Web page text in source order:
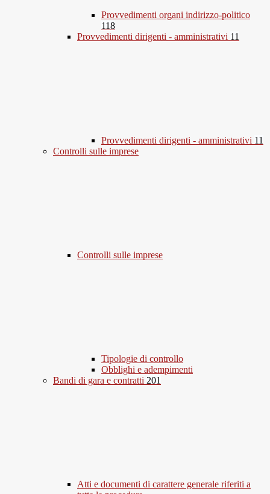
Provvedimenti organi indirizzo-politico
118
Provvedimenti dirigenti - amministrativi 11
Provvedimenti dirigenti - amministrativi 11
Controlli sulle imprese
Controlli sulle imprese
Tipologie di controllo
Obblighi e adempimenti
Bandi di gara e contratti 201
Atti e documenti di carattere generale riferiti a